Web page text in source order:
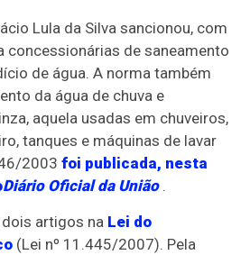
Lula da Silva sancionou, com
concessionárias de saneamento
de água. A norma também
da água de chuva e
aquela usadas em chuveiros,
tanques e máquinas de lavar
2003foi publicada, nesta
Diário Oficial da União.
artigos na Lei do
(Lei nº 11.445/2007). Pela